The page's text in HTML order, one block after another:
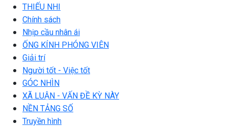
THIẾU NHI
Chính sách
Nhịp cầu nhân ái
ỐNG KÍNH PHÓNG VIÊN
Giải trí
Người tốt - Việc tốt
GÓC NHÌN
XÃ LUẬN - VẤN ĐỀ KỲ NÀY
NỀN TẢNG SỐ
Truyền hình